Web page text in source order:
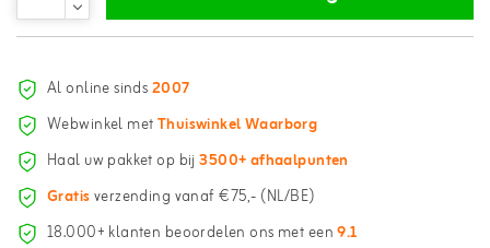
Al online sinds2007
Webwinkel metThuiswinkel Waarborg
Haal uw pakket op bij3500+ afhaalpunten
Gratisverzending vanaf €75,- (NL/BE)
18.000+ klanten beoordelen ons met een9.1